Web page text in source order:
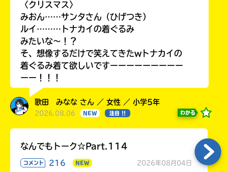
〈クリスマス〉
みおん……サンタさん（ひげつき）
ルイ………トナカイの着ぐるみ
みたいな〜！？
そ、想像するだけで笑えてきたwトナカイの
着ぐるみ着て欲しいですーーーーーーーーー
ーー！！！
歌田 みなな さん ／ 女性 ／ 小学5年
2026.08.06 NEW 注目 !! わかる
なんでもトーク☆Part.114
コメント 216 NEW 2026年08月04日